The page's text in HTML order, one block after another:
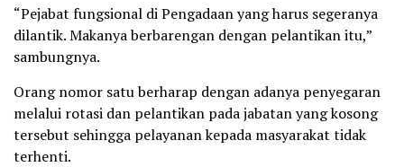
“Pejabat fungsional di Pengadaan yang harus segeranya
dilantik. Makanya berbarengan dengan pelantikan itu,”
sambungnya.
Orang nomor satu berharap dengan adanya penyegaran
melalui rotasi dan pelantikan pada jabatan yang kosong
tersebut sehingga pelayanan kepada masyarakat tidak
terhenti.